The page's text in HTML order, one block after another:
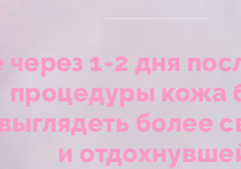
1-2 дня
процедуры кожа
более
и